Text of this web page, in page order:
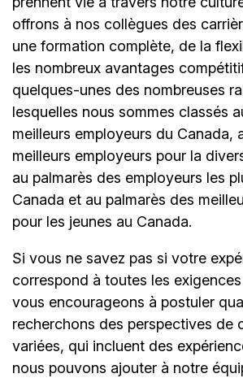
offrons à nos collègues des
une formation complète, de la
les nombreux avantages
quelques-unes des nombreuses
lesquelles nous sommes classés
meilleurs employeurs du Canada,
meilleurs employeurs pour la
au palmarès des employeurs les
Canada et au palmarès des
pour les jeunes au Canada.
Si vous ne savez pas si votre
correspond à toutes les
vous encourageons à postuler
recherchons des perspectives de
variées, qui incluent des
nous pouvons ajouter à notre